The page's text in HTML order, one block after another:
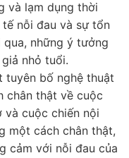
và lạm dụng thời
nỗi đau và sự tổn
những ý tưởng
nhỏ tuổi.
tuyên bố nghệ thuật
chân thật về cuộc
và cuộc chiến nội
một cách chân thật,
cảm với nỗi đau của